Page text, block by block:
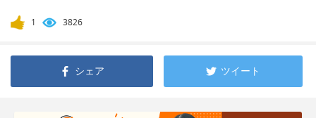
1 3826
シェア ツイート